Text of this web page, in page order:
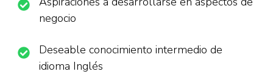
negocio
Deseable conocimiento intermedio de
idioma Inglés